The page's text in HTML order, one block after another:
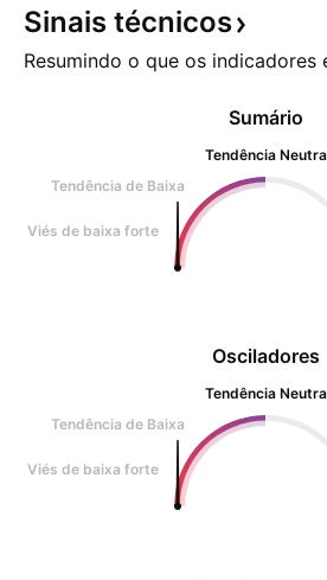
Sinais técnicos
Resumindo o que os indicadores
Osciladores
Tendência Neutra
Tendência de Baixa
Viés de baixa forte
Sumário
Tendência Neutra
Tendência de Baixa
Viés de baixa forte